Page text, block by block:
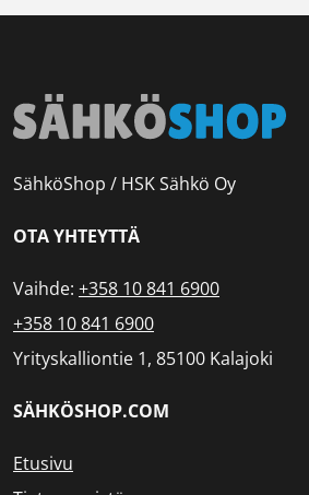
SähköShop / HSK Sähkö Oy
OTA YHTEYTTÄ
Vaihde: +358 10 841 6900
+358 10 841 6900
Yrityskalliontie 1, 85100 Kalajoki
SÄHKÖSHOP.COM
Etusivu